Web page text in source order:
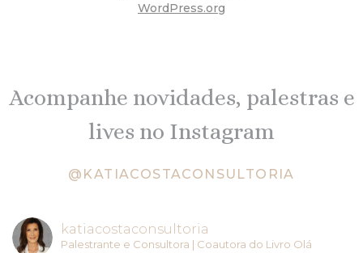
WordPress.org
Acompanhe novidades, palestras e
lives no Instagram
@KATIACOSTACONSULTORIA
katiacostaconsultoria
Palestrante e Consultora | Coautora do Livro Olá